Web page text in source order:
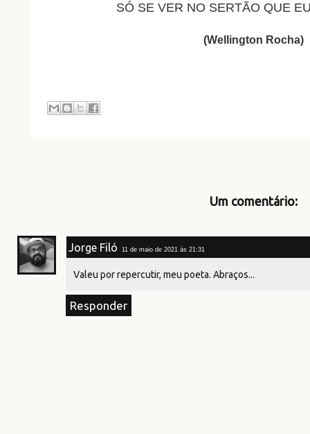
SÓ SE VER NO SERTÃO QUE
(Wellington Rocha)
Um comentário:
Jorge Filó 11 de maio de 2021 às 21:31
Valeu por repercutir, meu poeta. Abraços...
Responder